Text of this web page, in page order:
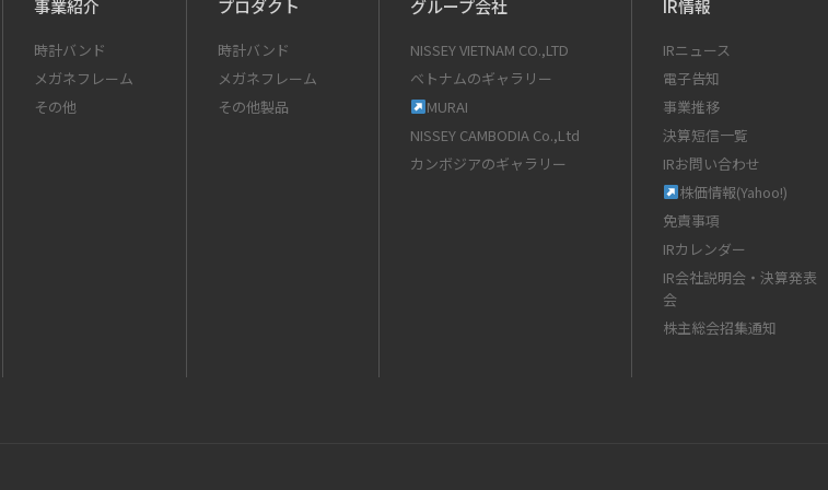
事業紹介
時計バンド
メガネフレーム
その他
プロダクト
時計バンド
メガネフレーム
その他製品
グループ会社
NISSEY VIETNAM CO.,LTD
ベトナムのギャラリー
MURAI
NISSEY CAMBODIA Co.,Ltd
カンボジアのギャラリー
IR情報
IRニュース
電子告知
事業推移
決算短信一覧
IRお問い合わせ
株価情報(Yahoo!)
免責事項
IRカレンダー
IR会社説明会・決算発表
会
株主総会招集通知